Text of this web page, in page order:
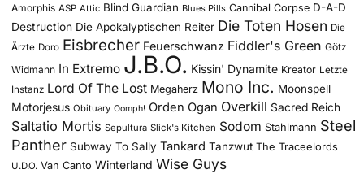
Amorphis ASP Attic Blind Guardian Blues Pills Cannibal Corpse D-A-D
Destruction Die Apokalyptischen Reiter Die Toten Hosen Die
Ärzte Doro Eisbrecher Feuerschwanz Fiddler's Green Götz
Widmann In Extremo J.B.O. Kissin' Dynamite Kreator Letzte
Instanz Lord Of The Lost Megaherz Mono Inc. Moonspell
Motorjesus Obituary Oomph! Orden Ogan Overkill Sacred Reich
Saltatio Mortis Sepultura Slick's Kitchen Sodom Stahlmann Steel
Panther Subway To Sally Tankard Tanzwut The Traceelords
U.D.O. Van Canto Winterland Wise Guys